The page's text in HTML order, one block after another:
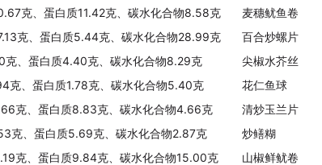
克、蛋白质11.42克、碳水化合物8.58克 麦穗鱿鱼卷
克、蛋白质5.44克、碳水化合物28.99克 百合炒螺片
克、蛋白质4.40克、碳水化合物8.29克 尖椒水芥丝
克、蛋白质1.78克、碳水化合物5.40克 花仁鱼球
克、蛋白质8.83克、碳水化合物4.66克 清炒玉兰片
克、蛋白质5.69克、碳水化合物2.87克 炒鳝糊
克、蛋白质9.84克、碳水化合物15.00克 山椒鲜鱿卷